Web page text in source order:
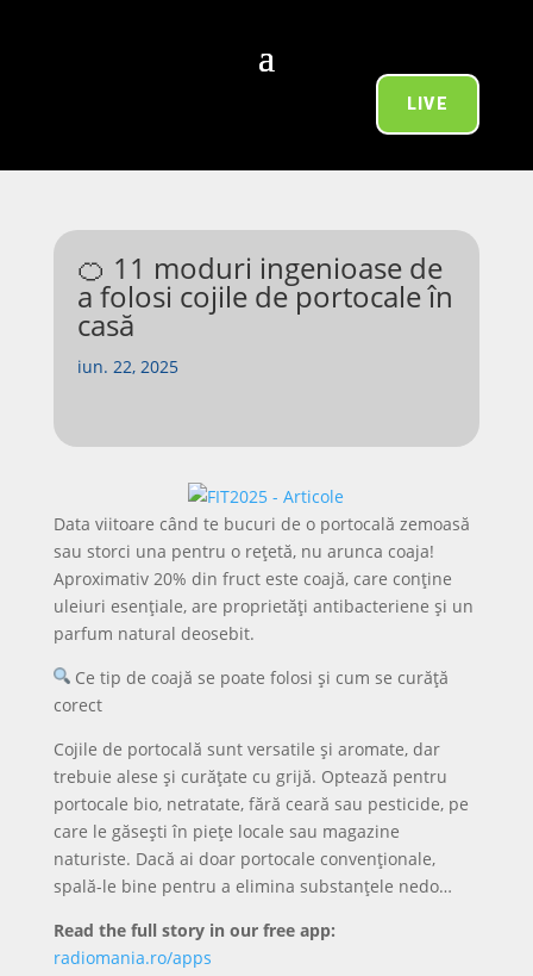
LIVE
🍊 11 moduri ingenioase de
a folosi cojile de portocale în
casă
iun. 22, 2025
Data viitoare când te bucuri de o portocală zemoasă
sau storci una pentru o rețetă, nu arunca coaja!
Aproximativ 20% din fruct este coajă, care conține
uleiuri esențiale, are proprietăți antibacteriene și un
parfum natural deosebit.
Ce tip de coajă se poate folosi și cum se curăță
corect
Cojile de portocală sunt versatile și aromate, dar
trebuie alese și curățate cu grijă. Optează pentru
portocale bio, netratate, fără ceară sau pesticide, pe
care le găsești în piețe locale sau magazine
naturiste. Dacă ai doar portocale convenționale,
spală-le bine pentru a elimina substanțele nedo…
Read the full story in our free app:
radiomania.ro/apps